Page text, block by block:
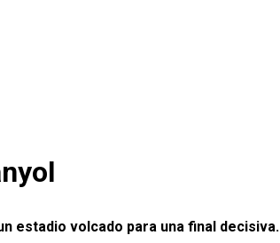
estadio volcado para una final decisiva.